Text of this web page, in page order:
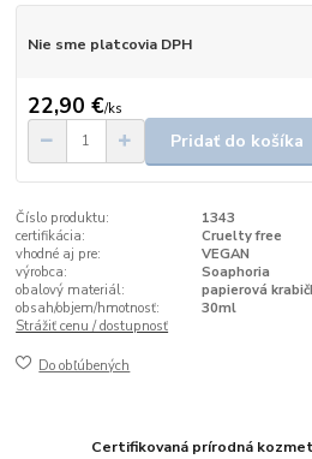
Nie sme platcovia DPH
22,90 €/ks
Pridať do košíka
Číslo produktu:
1343
certifikácia:
Cruelty free
vhodné aj pre:
VEGAN
výrobca:
Soaphoria
obalový materiál:
papierová
obsah/objem/hmotnosť:
30ml
Strážiť cenu / dostupnosť
Do obľúbených
Certifikovaná prírodná